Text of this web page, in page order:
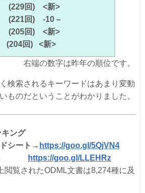
(229回)
<新>
(221回)
-10 –
(205回)
<新>
(204回) <新>
右端の数字は昨年の順位です。
検索されるキーワードはあまり変動
ものだということがわかりました。
ンキング
シート→ https://goo.gl/5QjVN4
https://goo.gl/LLEHRz
閲覧されたODML文書は8,274種に及